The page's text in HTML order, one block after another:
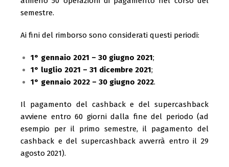
semestre.
Ai fini del rimborso sono considerati questi periodi:
1° gennaio 2021 – 30 giugno 2021;
1° luglio 2021 – 31 dicembre 2021;
1° gennaio 2022 – 30 giugno 2022.
Il pagamento del cashback e del supercashback
avviene entro 60 giorni dalla fine del periodo (ad
esempio per il primo semestre, il pagamento del
cashback e del supercashback avverrà entro il 29
agosto 2021).